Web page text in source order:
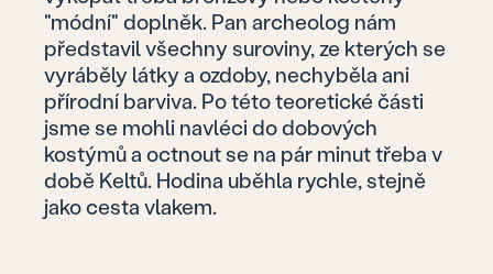
"módní" doplněk. Pan archeolog nám
představil všechny suroviny, ze kterých se
vyráběly látky a ozdoby, nechyběla ani
přírodní barviva. Po této teoretické části
jsme se mohli navléci do dobových
kostýmů a octnout se na pár minut třeba v
době Keltů. Hodina uběhla rychle, stejně
jako cesta vlakem.